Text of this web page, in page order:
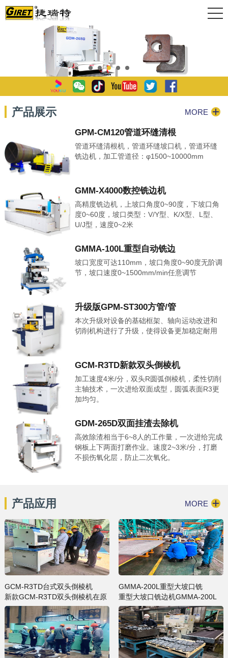
产品展示 MORE
GPM-CM120管道环缝清根
管道环缝清根机，管道环缝坡口机，管道环缝
铣边机，加工管道径：φ1500~10000mm
GMM-X4000数控铣边机
高精度铣边机，上坡口角度0~90度，下坡口角
度0~60度，坡口类型：V/Y型、K/X型、L型、
U/J型，速度0~2米
GMMA-100L重型自动铣边
坡口宽度可达110mm，坡口角度0~90度无阶调
节，坡口速度0~1500mm/min任意调节
升级版GPM-ST300方管/管
本次升级对设备的基础框架、轴向运动改进和
切削机构进行了升级，使得设备更加稳定耐用
GCM-R3TD新款双头倒棱机
加工速度4米/分，双头R圆弧倒棱机，柔性切削
主轴技术，一次进给双面成型，圆弧表面R3更
加均匀。
GDM-265D双面挂渣去除机
高效除渣相当于6~8人的工作量，一次进给完成
钢板上下两面打磨作业。速度2~3米/分，打磨
不损伤氧化层，防止二次氧化。
产品应用 MORE
GCM-R3TD台式双头倒棱机
新款GCM-R3TD双头倒棱机在原
双头倒棱机产品基础上对主轴做
了升级，采用双柔性主轴同时切
削，加工倒棱更加平稳，加工速
度…
GMMA-200L重型大坡口铣
重型大坡口铣边机GMMA-200L
坡口宽度可加工到200mm，超越
了GIRET以往任何一款自动行走
坡口机的坡口加工范围，在夹持
板厚…